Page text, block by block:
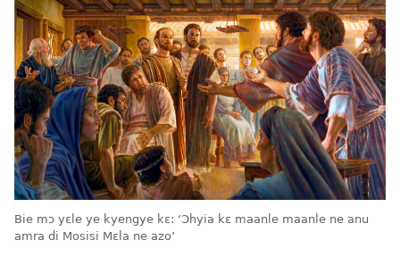
Bie mɔ yɛle ye kyengye kɛ: ‘Ɔhyia kɛ maanle maanle ne anu
amra di Mosisi Mɛla ne azo’